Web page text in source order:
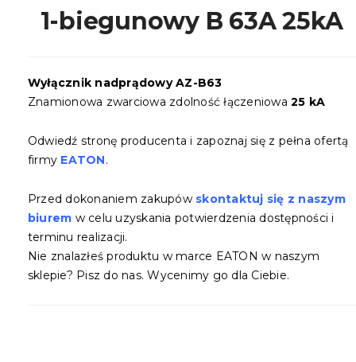
1-biegunowy B 63A 25kA
Wyłącznik nadprądowy AZ-B63
Znamionowa zwarciowa zdolność łączeniowa25 kA
Odwiedź stronę producenta i zapoznaj się z pełna ofertą
firmy EATON.
Przed dokonaniem zakupów skontaktuj się z naszym
biurem w celu uzyskania potwierdzenia dostępności i
terminu realizacji.
Nie znalazłeś produktu w marce EATON w naszym
sklepie? Pisz do nas. Wycenimy go dla Ciebie.